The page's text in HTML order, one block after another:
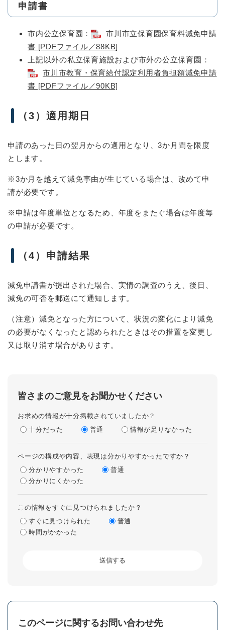
申請書
市内公立保育園：
市川市立保育園保育料減免申請
書 [PDFファイル／88KB]
上記以外の私立保育施設および市外の公立保育園：
市川市教育・保育給付認定利用者負担額減免申請
書 [PDFファイル／90KB]
（3）適用期日
申請のあった日の翌月からの適用となり、3か月間を限度
とします。
※3か月を越えて減免事由が生じている場合は、改めて申
請が必要です。
※申請は年度単位となるため、年度をまたぐ場合は年度毎
の申請が必要です。
（4）申請結果
減免申請書が提出された場合、実情の調査のうえ、後日、
減免の可否を郵送にて通知します。
（注意）減免となった方について、状況の変化により減免
の必要がなくなったと認められたときはその措置を変更し
又は取り消す場合があります。
皆さまのご意見をお聞かせください
お求めの情報が十分掲載されていましたか？
十分だった
普通 情報が足りなかった
ページの構成や内容、表現は分かりやすかったですか？
分かりやすかった
普通
分かりにくかった
この情報をすぐに見つけられましたか？
すぐに見つけられた
普通
時間がかかった
このページに関するお問い合わせ先